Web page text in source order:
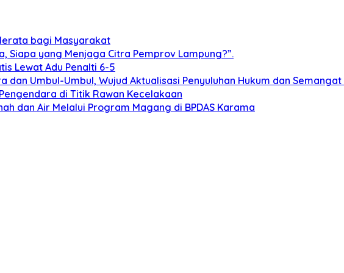
bagi Masyarakat
Siapa yang Menjaga Citra Pemprov Lampung?”.
Lewat Adu Penalti 6-5
Umbul-Umbul, Wujud Aktualisasi Penyuluhan Hukum dan
di Titik Rawan Kecelakaan
dan Air Melalui Program Magang di BPDAS Karama